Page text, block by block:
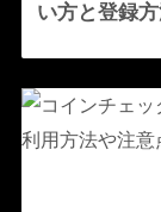
い方と登録